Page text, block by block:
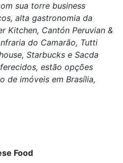
sua torre business
alta gastronomia da
Kitchen, Cantón Peruvian &
do Camarão, Tutti
Starbucks e Sacda
estão opções
de imóveis em Brasília,
Food